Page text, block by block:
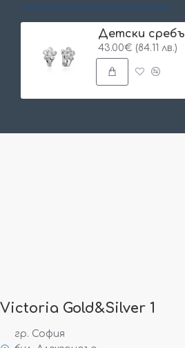
43.00€ (84.11 лв.)
Victoria Gold&Silver 1
гр. София